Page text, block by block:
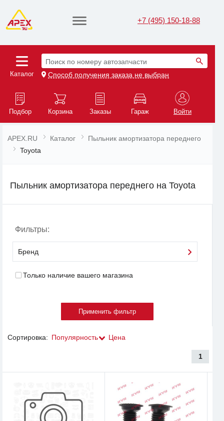
+7 (495) 150-18-88
Каталог
Поиск по номеру автозапчасти
Способ получения заказа не выбран
Подбор Корзина Заказы Гараж Войти
APEX.RU Каталог
Пыльник амортизатора переднего
Toyota
Пыльник амортизатора переднего на Toyota
Фильтры:
Бренд
Только наличие вашего магазина
Сортировка: Популярность Цена
1